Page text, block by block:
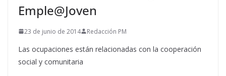
Emple@Joven
23 de junio de 2014 Redacción PM
Las ocupaciones están relacionadas con la cooperación
social y comunitaria